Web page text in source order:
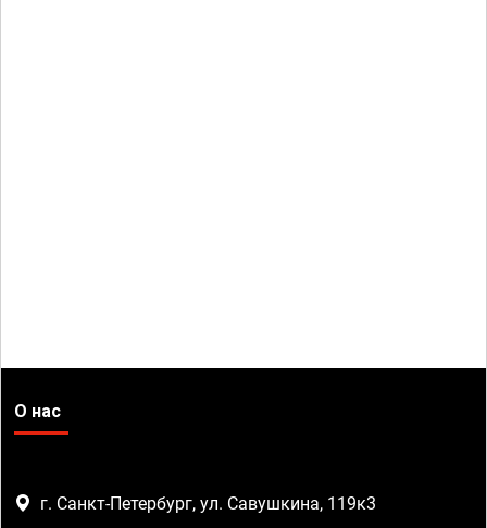
О нас
г. Санкт-Петербург, ул. Савушкина, 119к3